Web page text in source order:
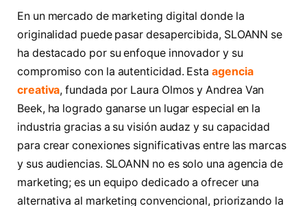
En un mercado de marketing digital donde la
originalidad puede pasar desapercibida, SLOANN se
ha destacado por su enfoque innovador y su
compromiso con la autenticidad. Esta agencia
creativa, fundada por Laura Olmos y Andrea Van
Beek, ha logrado ganarse un lugar especial en la
industria gracias a su visión audaz y su capacidad
para crear conexiones significativas entre las marcas
y sus audiencias. SLOANN no es solo una agencia de
marketing; es un equipo dedicado a ofrecer una
alternativa al marketing convencional, priorizando la